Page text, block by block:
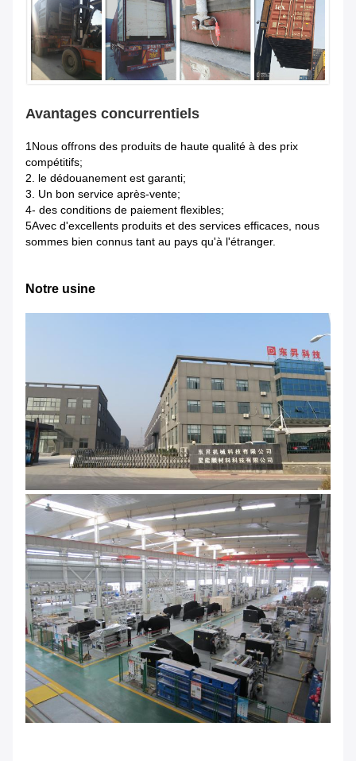
Avantages concurrentiels
1Nous offrons des produits de haute qualité à des prix
compétitifs;
2. le dédouanement est garanti;
3. Un bon service après-vente;
4- des conditions de paiement flexibles;
5Avec d'excellents produits et des services efficaces, nous
sommes bien connus tant au pays qu'à l'étranger.
Notre usine